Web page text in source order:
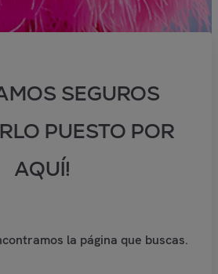
SEGUROS
PUESTO POR
AQUÍ!
la página que buscas.